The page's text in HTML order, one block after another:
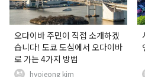
오다이바 주민이 직접 소개하겠
습니다! 도쿄 도심에서 오다이바
로 가는 4가지 방법
hyojeong kim